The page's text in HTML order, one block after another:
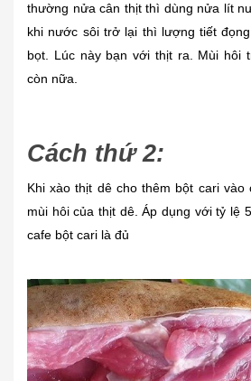
thường nửa cân thịt thì dùng nửa lít
khi nước sôi trở lại thì lượng tiết
bọt. Lúc này bạn với thịt ra. Mùi hôi
còn nữa.
Cách thứ 2:
Khi xào thịt dê cho thêm bột cari vào
mùi hôi của thịt dê. Áp dụng với tỷ lệ
cafe bột cari là đủ